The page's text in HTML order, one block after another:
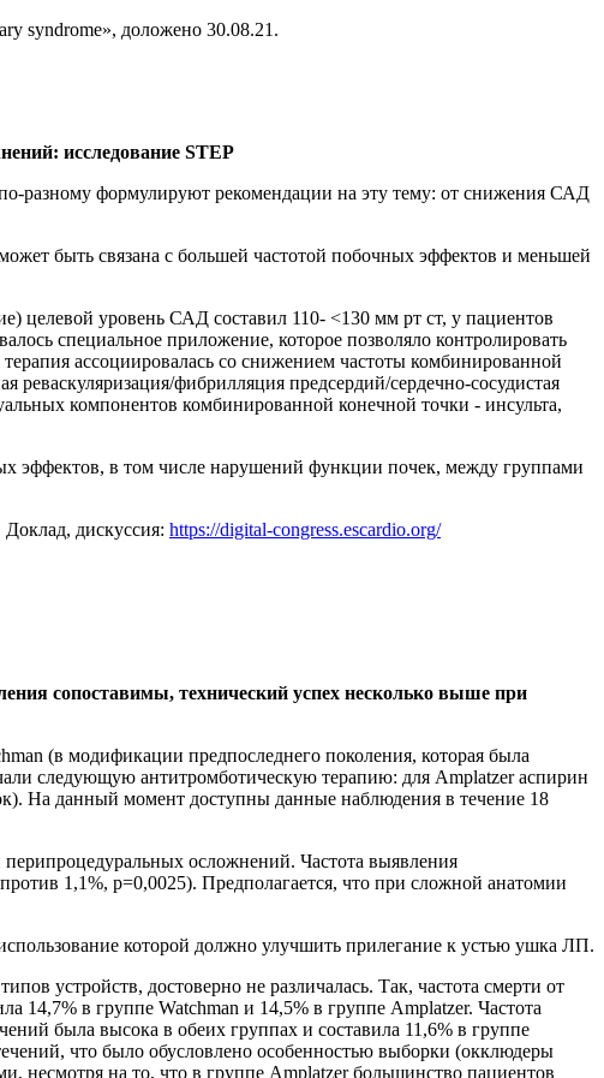
syndrome», доложено 30.08.21.
исследование STEP
разному формулируют рекомендации на эту тему: от снижения САД
быть связана с большей частотой побочных эффектов и меньшей
целевой уровень САД составил 110- <130 мм рт ст, у пациентов
специальное приложение, которое позволяло контролировать
ассоциировалась со снижением частоты комбинированной
фибрилляция предсердий/сердечно-сосудистая
компонентов комбинированной конечной точки - инсульта,
эффектов, в том числе нарушений функции почек, между группами
дискуссия: https://digital-congress.escardio.org/
сопоставимы, технический успех несколько выше при
(в модификации предпоследнего поколения, которая была
следующую антитромботическую терапию: для Amplatzer аспирин
На данный момент доступны данные наблюдения в течение 18
перипроцедуральных осложнений. Частота выявления
1,1%, р=0,0025). Предполагается, что при сложной анатомии
которой должно улучшить прилегание к устью ушка ЛП.
устройств, достоверно не различалась. Так, частота смерти от
14,7% в группе Watchman и 14,5% в группе Amplatzer. Частота
была высока в обеих группах и составила 11,6% в группе
что было обусловлено особенностью выборки (окклюдеры
несмотря на то, что в группе Amplatzer большинство пациентов